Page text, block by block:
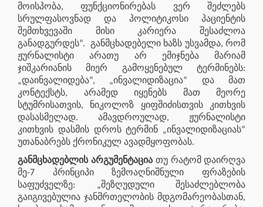
მოისპობა, ფუნქციონირებას ვერ შეძლებს
სრულფასოვნად და პოლიტიკოსი პაციენტის
შემთხვევაში მისი კარიერა შესაძლოა
განადგურდეს“. განმცხადებელი ხაზს უსვამდა, რომ
ჟურნალისტი არათუ არ ემიჯნება მარიამ
ჯიშკარიანის მიერ გამოყენებულ ტერმინებს:
„დაინვალიდება“, „ინვალიდიზაცია“ და მათ
კონტექსტს, არამედ იყენებს მათ მეორე
სტუმრისათვის, ნიკოლოზ ყიფშიძისთვის კითხვის
დასასმელად. ამავდროულად, ჟურნალისტი
კითხვის დასმის დროს ტერმინ „ინვალიდიზაციას“
უთანაბრებს ქრონიკულ ავადმყოფობას.
განმცხადებლის არგუმენტაცია თუ რატომ დაირღვა
მე-7 პრინციპი ზემოაღნიშნული ფრაზების
საფუძველზე: „შეზღუდული შესაძლებლობა
გაიგივებულია ჯანმრთელობის მდგომარეობასთან,